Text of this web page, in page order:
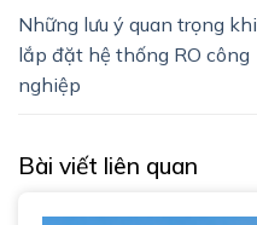
Những lưu ý quan trọng khi
lắp đặt hệ thống RO công
nghiệp
Bài viết liên quan